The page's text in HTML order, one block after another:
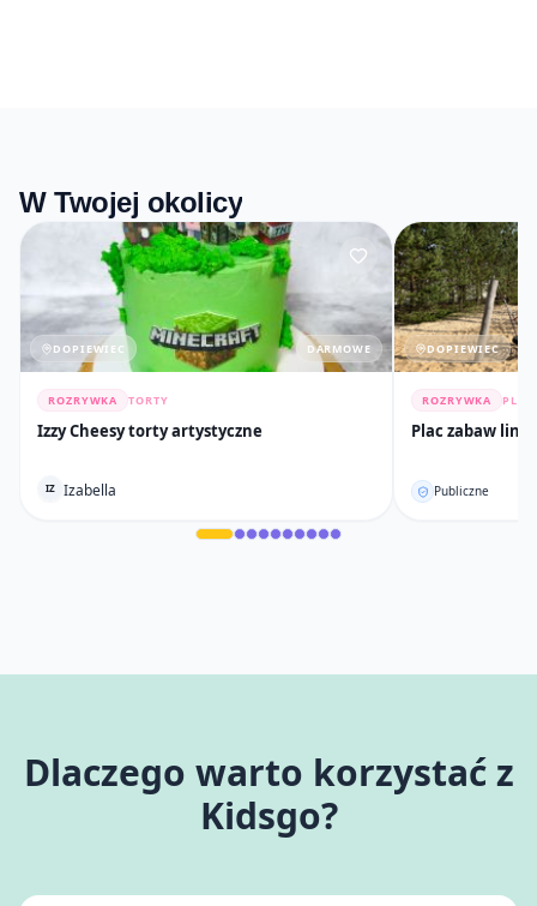
W Twojej okolicy
DOPIEWIEC DARMOWE
ROZRYWKA TORTY
Izzy Cheesy torty artystyczne
IZ Izabella
DOPIEWIEC
ROZRYWKA
Plac zabaw
Publiczne
Dlaczego warto korzystać z
Kidsgo?